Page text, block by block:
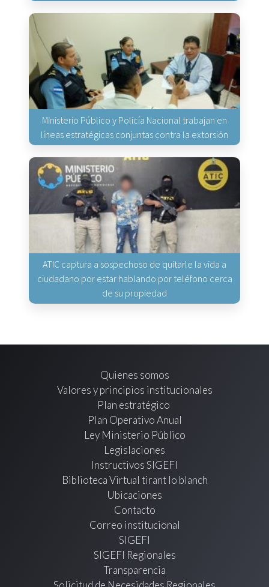
Ministerio Público y Policía Nacional trabajan en
líneas estratégicas conjuntas contra la extorsión
ATIC captura a sospechoso de quitarle la vida a
ciudadano por estar hablando por teléfono cerca
de su propiedad
Quienes somos
Valores y principios institucionales
Plan estratégico
Plan Operativo Anual
Ley Ministerio Público
Legislaciones
Instructivos SIGEFI
Biblioteca Virtual tirant lo blanch
Ubicaciones
Contacto
Correo institucional
SIGEFI
SIGEFI Regionales
Transparencia